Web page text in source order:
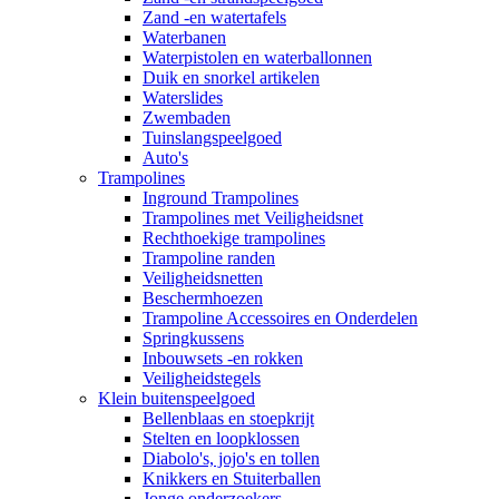
Zand -en watertafels
Waterbanen
Waterpistolen en waterballonnen
Duik en snorkel artikelen
Waterslides
Zwembaden
Tuinslangspeelgoed
Auto's
Trampolines
Inground Trampolines
Trampolines met Veiligheidsnet
Rechthoekige trampolines
Trampoline randen
Veiligheidsnetten
Beschermhoezen
Trampoline Accessoires en Onderdelen
Springkussens
Inbouwsets -en rokken
Veiligheidstegels
Klein buitenspeelgoed
Bellenblaas en stoepkrijt
Stelten en loopklossen
Diabolo's, jojo's en tollen
Knikkers en Stuiterballen